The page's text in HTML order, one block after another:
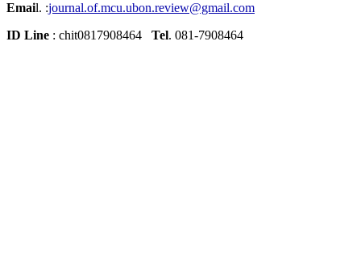
Email. :journal.of.mcu.ubon.review@gmail.com
ID Line : chit0817908464 Tel. 081-7908464